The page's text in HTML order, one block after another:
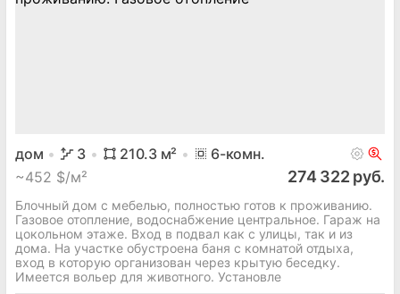
дом 3 210.3м² 6-комн.
~452 $/м² 274 322 руб.
Блочный дом с мебелью, полностью готов к проживанию.
Газовое отопление, водоснабжение центральное. Гараж на
цокольном этаже. Вход в подвал как с улицы, так и из
дома. На участке обустроена баня с комнатой отдыха,
вход в которую организован через крытую беседку.
Имеется вольер для животного. Установле